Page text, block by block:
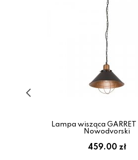
Lampa wisząca
Nowodvorski
459.00 zł